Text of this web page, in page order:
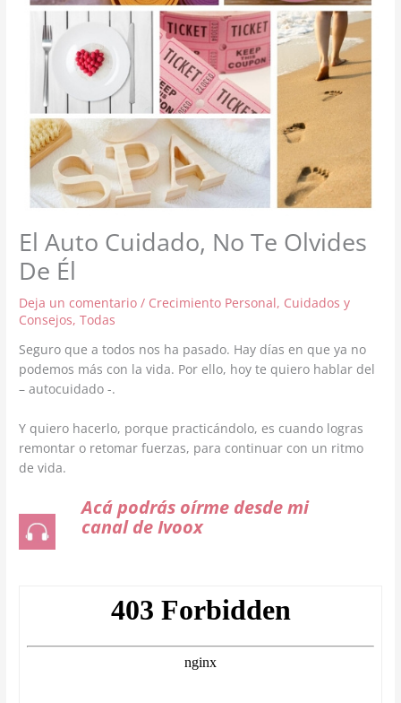
El Auto Cuidado, No Te Olvides
De Él
Deja un comentario / Crecimiento Personal, Cuidados y
Consejos,Todas
Seguro que a todos nos ha pasado. Hay días en que ya no
podemos más con la vida. Por ello, hoy te quiero hablar del
– autocuidado -.
Y quiero hacerlo, porque practicándolo, es cuando logras
remontar o retomar fuerzas, para continuar con un ritmo
de vida.
Acá podrás oírme desde mi
canal de Ivoox